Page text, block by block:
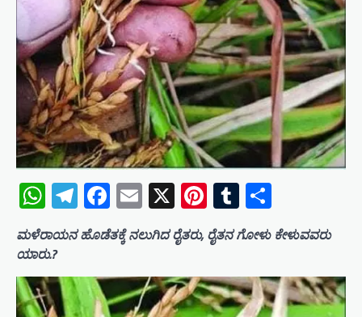
WhatsApp
Telegram
Facebook
Email
X Pinterest
Tumblr
ಮಳೆರಾಯನ ಹೊಡೆತಕ್ಕೆ ನಲುಗಿದ ರೈತರು, ರೈತನ ಗೋಳು ಕೇಳುವವರು
ಯಾರು.?